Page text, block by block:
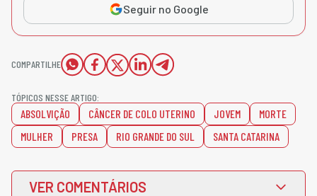
Seguir no Google
COMPARTILHE
TÓPICOS NESSE ARTIGO:
ABSOLVIÇÃO CÂNCER DE COLO UTERINO JOVEM
MORTE
MULHER
PRESA RIO GRANDE DO SUL SANTA CATARINA
VER COMENTÁRIOS